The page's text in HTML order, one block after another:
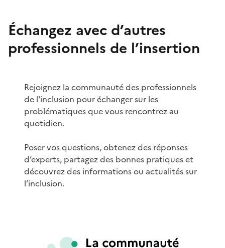
Échangez avec d’autres
professionnels de l’insertion
Rejoignez la communauté des professionnels
de l'inclusion pour échanger sur les
problématiques que vous rencontrez au
quotidien.
Poser vos questions, obtenez des réponses
d’experts, partagez des bonnes pratiques et
découvrez des informations ou actualités sur
l’inclusion.